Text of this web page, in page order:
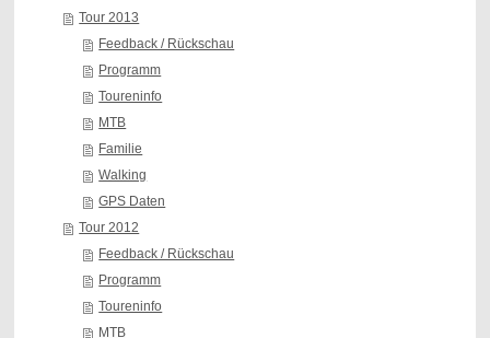
Tour 2013
Feedback / Rückschau
Programm
Toureninfo
MTB
Familie
Walking
GPS Daten
Tour 2012
Feedback / Rückschau
Programm
Toureninfo
MTB